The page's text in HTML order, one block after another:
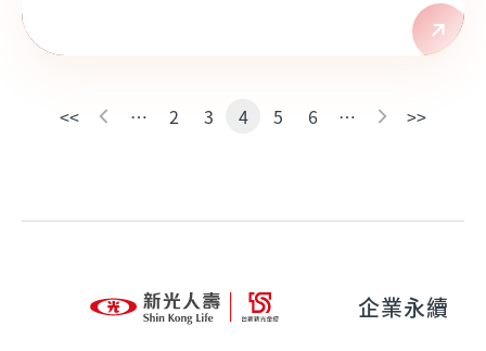
<< … 2 3 4 5 6 … >>
企業永續